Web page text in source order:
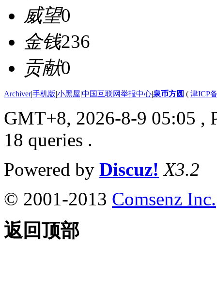
威望0
金钱236
贡献0
Archiver|手机版|小黑屋|中国互联网举报中心|泉币方圆 ( 津ICP
GMT+8, 2026-8-9 05:05 ,
18 queries .
Powered by Discuz! X3.2
© 2001-2013 Comsenz Inc.
返回顶部